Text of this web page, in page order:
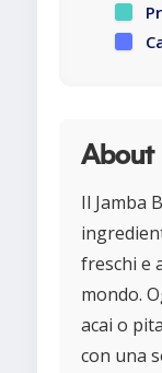
About
Il Jamba
freschi e
mondo.
acai o
con una